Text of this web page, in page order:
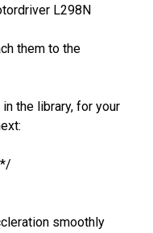
L298N
them to the
the library, for your
smoothly